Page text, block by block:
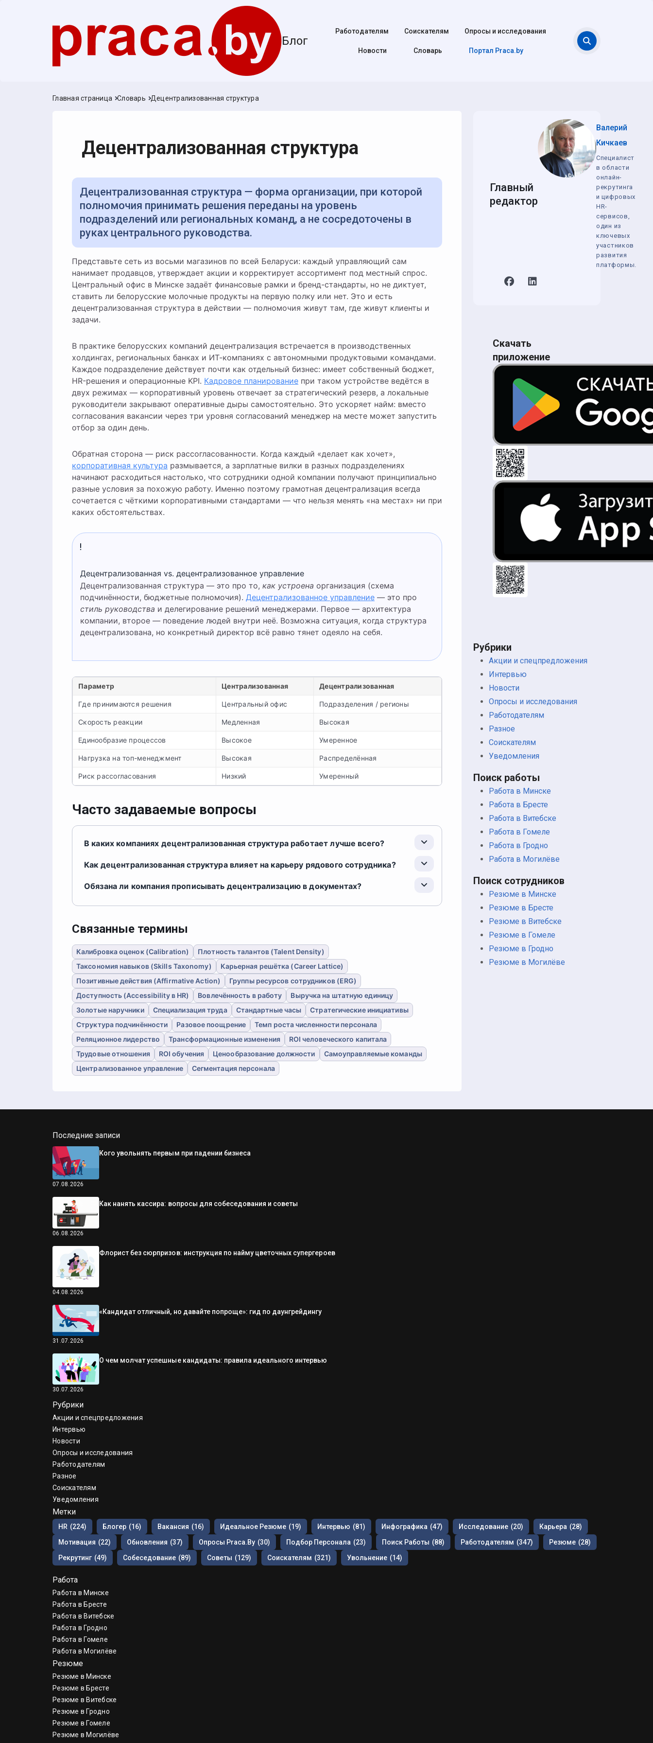
Блог
Работодателям Соискателям Опросы и исследования
Новости Cловарь Портал Praca.by
Главная страница Словарь Децентрализованная структура
Децентрализованная структура
Децентрализованная структура — форма организации, при которой
полномочия принимать решения переданы на уровень
подразделений или региональных команд, а не сосредоточены в
руках центрального руководства.
Представьте сеть из восьми магазинов по всей Беларуси: каждый управляющий сам
нанимает продавцов, утверждает акции и корректирует ассортимент под местный спрос.
Центральный офис в Минске задаёт финансовые рамки и бренд-стандарты, но не диктует,
ставить ли белорусские молочные продукты на первую полку или нет. Это и есть
децентрализованная структура в действии — полномочия живут там, где живут клиенты и
задачи.
В практике белорусских компаний децентрализация встречается в производственных
холдингах, региональных банках и ИТ-компаниях с автономными продуктовыми командами.
Каждое подразделение действует почти как отдельный бизнес: имеет собственный бюджет,
HR-решения и операционные KPI. Кадровое планирование при таком устройстве ведётся в
двух режимах — корпоративный уровень отвечает за стратегический резерв, а локальные
руководители закрывают оперативные дыры самостоятельно. Это ускоряет найм: вместо
согласования вакансии через три уровня согласований менеджер на месте может запустить
отбор за один день.
Обратная сторона — риск рассогласованности. Когда каждый «делает как хочет»,
корпоративная культура размывается, а зарплатные вилки в разных подразделениях
начинают расходиться настолько, что сотрудники одной компании получают принципиально
разные условия за похожую работу. Именно поэтому грамотная децентрализация всегда
сочетается с чёткими корпоративными стандартами — что нельзя менять «на местах» ни при
каких обстоятельствах.
Децентрализованная vs. децентрализованное управление
Децентрализованная структура — это про то, как устроена организация (схема
подчинённости, бюджетные полномочия). Децентрализованное управление — это про
стиль руководства и делегирование решений менеджерами. Первое — архитектура
компании, второе — поведение людей внутри неё. Возможна ситуация, когда структура
децентрализована, но конкретный директор всё равно тянет одеяло на себя.
Параметр Централизованная Децентрализованная
Где принимаются решения Центральный офис Подразделения / регионы
Скорость реакции Медленная Высокая
Единообразие процессов Высокое Умеренное
Нагрузка на топ-менеджмент Высокая Распределённая
Риск рассогласования Низкий Умеренный
Часто задаваемые вопросы
В каких компаниях децентрализованная структура работает лучше всего?
Как децентрализованная структура влияет на карьеру рядового сотрудника?
Обязана ли компания прописывать децентрализацию в документах?
Связанные термины
Калибровка оценок (Calibration)
Плотность талантов (Talent Density)
Таксономия навыков (Skills Taxonomy)
Карьерная решётка (Career Lattice)
Позитивные действия (Affirmative Action)
Группы ресурсов сотрудников (ERG)
Доступность (Accessibility в HR)
Вовлечённость в работу
Выручка на штатную единицу
Золотые наручники
Специализация труда Стандартные часы
Стратегические инициативы
Структура подчинённости
Разовое поощрение
Темп роста численности персонала
Реляционное лидерство
Трансформационные изменения
ROI человеческого капитала
Трудовые отношения
ROI обучения Ценообразование должности
Самоуправляемые команды
Централизованное управление
Сегментация персонала
Главный
редактор
Валерий
Кичкаев
Специалист
в области
онлайн-
рекрутинга
и цифровых
HR-
сервисов,
один из
ключевых
участников
развития
платформы.
Скачать
приложение
Рубрики
Акции и спецпредложения
Интервью
Новости
Опросы и исследования
Работодателям
Разное
Соискателям
Уведомления
Поиск работы
Работа в Минске
Работа в Бресте
Работа в Витебске
Работа в Гомеле
Работа в Гродно
Работа в Могилёве
Поиск сотрудников
Резюме в Минске
Резюме в Бресте
Резюме в Витебске
Резюме в Гомеле
Резюме в Гродно
Резюме в Могилёве
Последние записи
07.08.2026
Кого увольнять первым при падении бизнеса
06.08.2026
Как нанять кассира: вопросы для собеседования и советы
04.08.2026
Флорист без сюрпризов: инструкция по найму цветочных супергероев
31.07.2026
«Кандидат отличный, но давайте попроще»: гид по даунгрейдингу
30.07.2026
О чем молчат успешные кандидаты: правила идеального интервью
Рубрики
Акции и спецпредложения
Интервью
Новости
Опросы и исследования
Работодателям
Разное
Соискателям
Уведомления
Метки
HR (224) Блогер (16) Вакансия (16) Идеальное Резюме (19) Интервью (81) Инфографика (47) Исследование (20) Карьера (28)
Мотивация (22) Обновления (37) Опросы Praca.by (30) Подбор Персонала (23) Поиск Работы (88) Работодателям (347) Резюме (28)
Рекрутинг (49) Собеседование (89) Советы (129) Соискателям (321) Увольнение (14)
Работа
Работа в Минске
Работа в Бресте
Работа в Витебске
Работа в Гродно
Работа в Гомеле
Работа в Могилёве
Резюме
Резюме в Минске
Резюме в Бресте
Резюме в Витебске
Резюме в Гродно
Резюме в Гомеле
Резюме в Могилёве